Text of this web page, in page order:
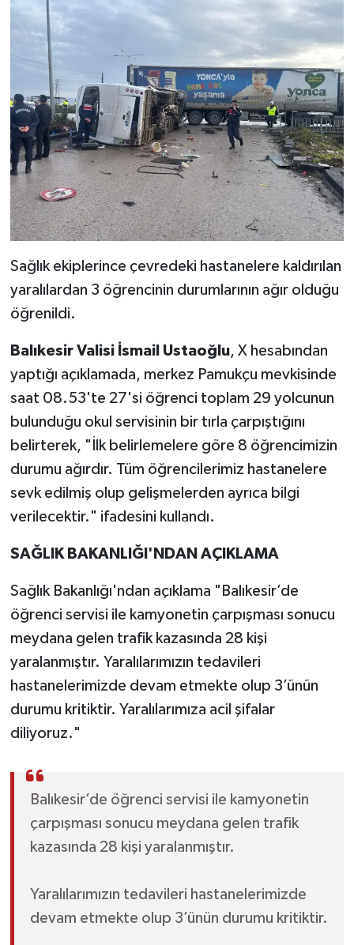
Sağlık ekiplerince çevredeki hastanelere kaldırılan
yaralılardan 3 öğrencinin durumlarının ağır olduğu
öğrenildi.
Balıkesir Valisi İsmail Ustaoğlu, X hesabından
yaptığı açıklamada, merkez Pamukçu mevkisinde
saat 08.53'te 27'si öğrenci toplam 29 yolcunun
bulunduğu okul servisinin bir tırla çarpıştığını
belirterek, "İlk belirlemelere göre 8 öğrencimizin
durumu ağırdır. Tüm öğrencilerimiz hastanelere
sevk edilmiş olup gelişmelerden ayrıca bilgi
verilecektir." ifadesini kullandı.
SAĞLIK BAKANLIĞI'NDAN AÇIKLAMA
Sağlık Bakanlığı'ndan açıklama "Balıkesir’de
öğrenci servisi ile kamyonetin çarpışması sonucu
meydana gelen trafik kazasında 28 kişi
yaralanmıştır. Yaralılarımızın tedavileri
hastanelerimizde devam etmekte olup 3’ünün
durumu kritiktir. Yaralılarımıza acil şifalar
diliyoruz."
Balıkesir’de öğrenci servisi ile kamyonetin
çarpışması sonucu meydana gelen trafik
kazasında 28 kişi yaralanmıştır.
Yaralılarımızın tedavileri hastanelerimizde
devam etmekte olup 3’ünün durumu kritiktir.